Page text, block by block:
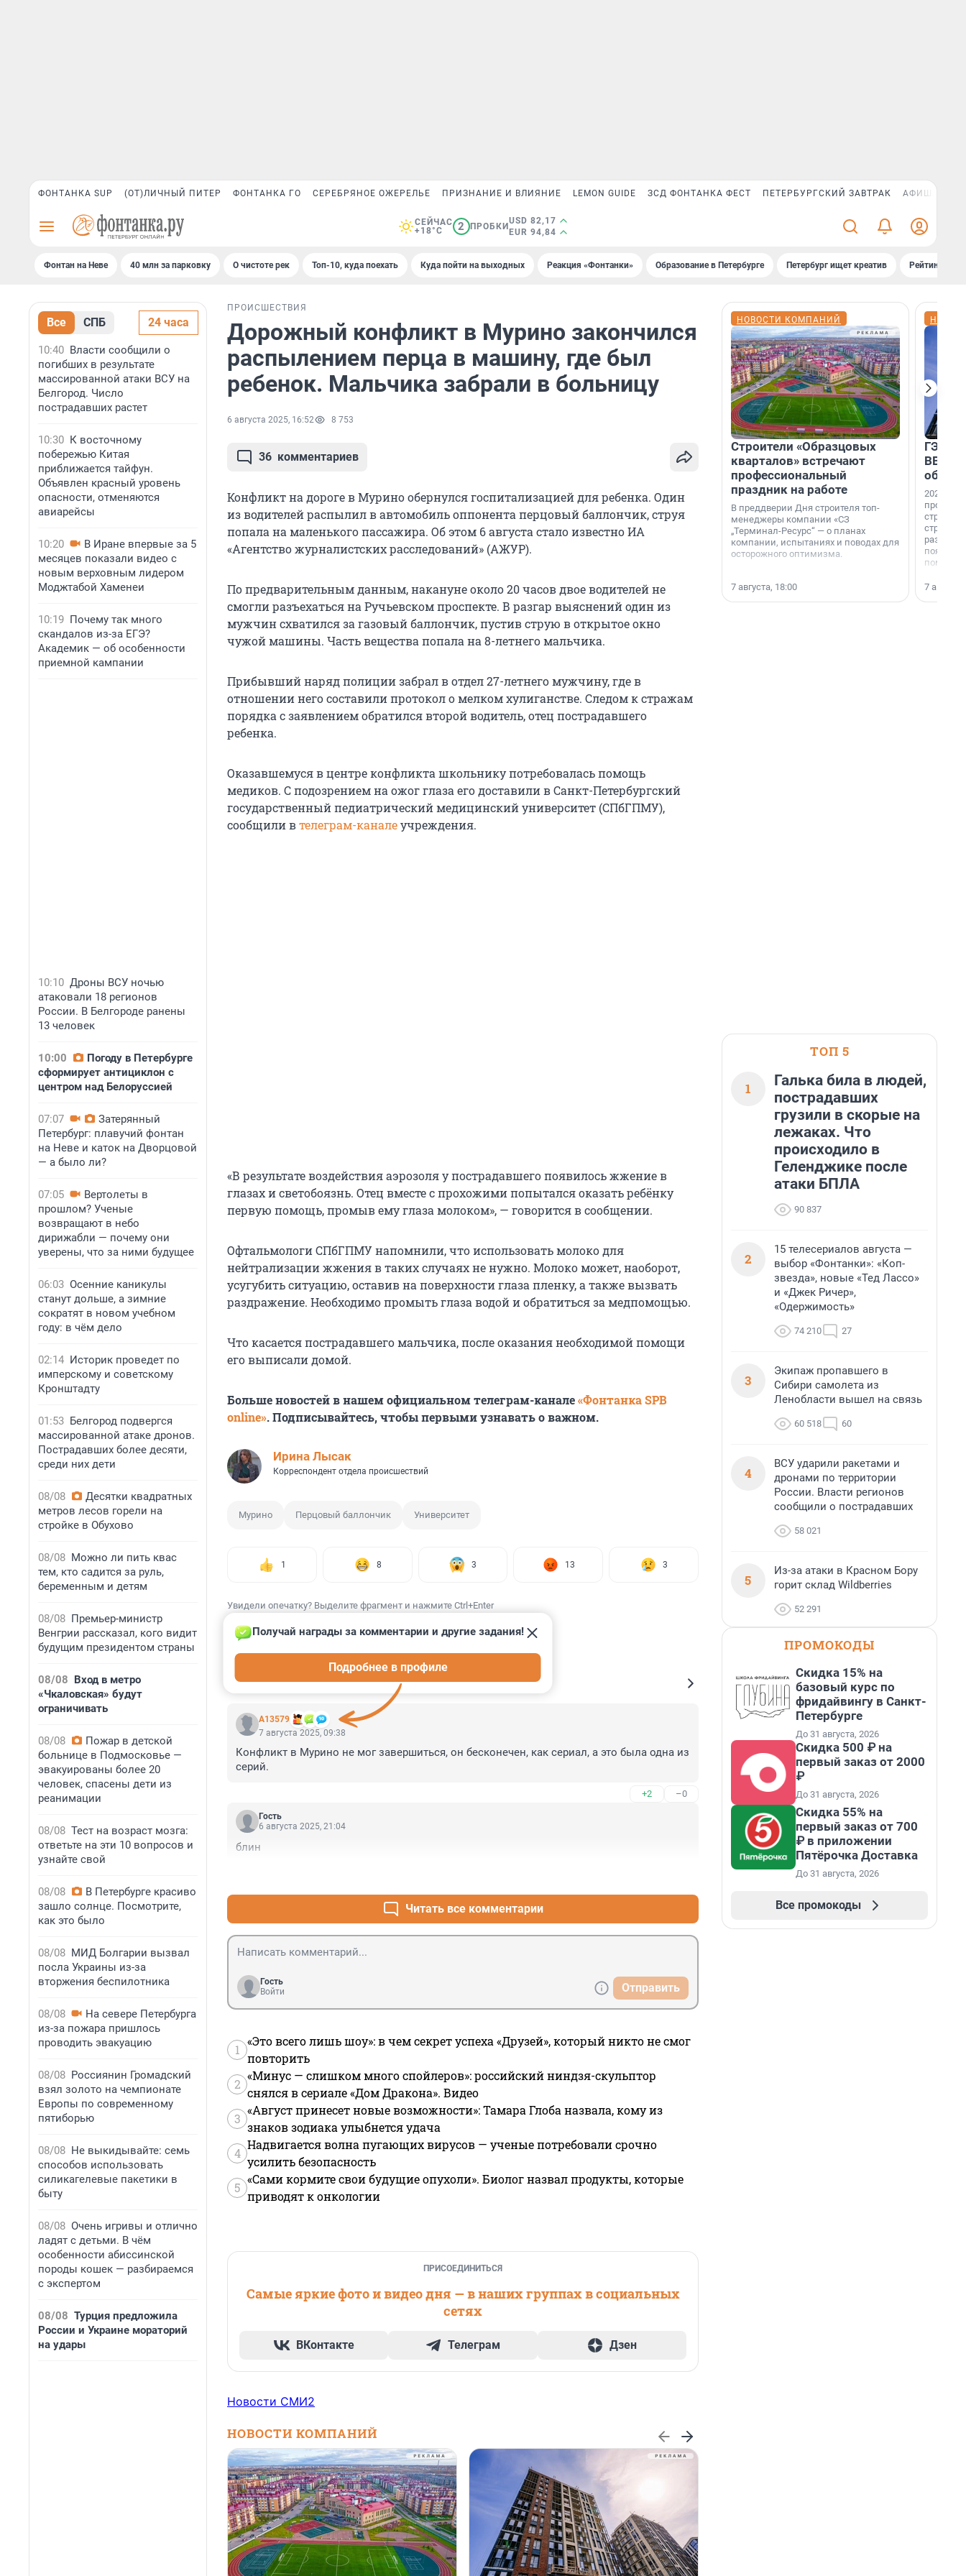
ФОНТАНКА SUP (ОТ)ЛИЧНЫЙ ПИТЕР ФОНТАНКА ГО СЕРЕБРЯНОЕ ОЖЕРЕЛЬЕ ПРИЗНАНИЕ И ВЛИЯНИЕ LEMON GUIDE ЗСД ФОНТАНКА ФЕСТ ПЕТЕРБУРГСКИЙ ЗАВТРАК АФИША PLUS
СЕЙЧАС
+18°C
2 ПРОБКИ
USD 82,17
EUR 94,84
Фонтан на Неве 40 млн за парковку О чистоте рек Топ-10, куда поехать Куда пойти на выходных Реакция «Фонтанки» Образование в Петербурге Петербург ищет креатив Рейтинги
Все СПБ 24 часа
10:40 Власти сообщили о
погибших в результате
массированной атаки ВСУ на
Белгород. Число
пострадавших растет
10:30 К восточному
побережью Китая
приближается тайфун.
Объявлен красный уровень
опасности, отменяются
авиарейсы
10:20
В Иране впервые за 5
месяцев показали видео с
новым верховным лидером
Моджтабой Хаменеи
10:19 Почему так много
скандалов из-за ЕГЭ?
Академик — об особенности
приемной кампании
10:10 Дроны ВСУ ночью
атаковали 18 регионов
России. В Белгороде ранены
13 человек
10:00
Погоду в Петербурге
сформирует антициклон с
центром над Белоруссией
07:07
Затерянный
Петербург: плавучий фонтан
на Неве и каток на Дворцовой
— а было ли?
07:05
Вертолеты в
прошлом? Ученые
возвращают в небо
дирижабли — почему они
уверены, что за ними будущее
06:03 Осенние каникулы
станут дольше, а зимние
сократят в новом учебном
году: в чём дело
02:14 Историк проведет по
имперскому и советскому
Кронштадту
01:53 Белгород подвергся
массированной атаке дронов.
Пострадавших более десяти,
среди них дети
08/08
Десятки квадратных
метров лесов горели на
стройке в Обухово
08/08 Можно ли пить квас
тем, кто садится за руль,
беременным и детям
08/08 Премьер-министр
Венгрии рассказал, кого видит
будущим президентом страны
08/08 Вход в метро
«Чкаловская» будут
ограничивать
08/08
Пожар в детской
больнице в Подмосковье —
эвакуированы более 20
человек, спасены дети из
реанимации
08/08 Тест на возраст мозга:
ответьте на эти 10 вопросов и
узнайте свой
08/08
В Петербурге красиво
зашло солнце. Посмотрите,
как это было
08/08 МИД Болгарии вызвал
посла Украины из-за
вторжения беспилотника
08/08
На севере Петербурга
из-за пожара пришлось
проводить эвакуацию
08/08 Россиянин Громадский
взял золото на чемпионате
Европы по современному
пятиборью
08/08 Не выкидывайте: семь
способов использовать
силикагелевые пакетики в
быту
08/08 Очень игривы и отлично
ладят с детьми. В чём
особенности абиссинской
породы кошек — разбираемся
с экспертом
08/08 Турция предложила
России и Украине мораторий
на удары
ПРОИСШЕСТВИЯ
Дорожный конфликт в Мурино закончился
распылением перца в машину, где был
ребенок. Мальчика забрали в больницу
6 августа 2025, 16:52 8 753
36 комментариев
Конфликт на дороге в Мурино обернулся госпитализацией для ребенка. Один
из водителей распылил в автомобиль оппонента перцовый баллончик, струя
попала на маленького пассажира. Об этом 6 августа стало известно ИА
«Агентство журналистских расследований» (АЖУР).
По предварительным данным, накануне около 20 часов двое водителей не
смогли разъехаться на Ручьевском проспекте. В разгар выяснений один из
мужчин схватился за газовый баллончик, пустив струю в открытое окно
чужой машины. Часть вещества попала на 8-летнего мальчика.
Прибывший наряд полиции забрал в отдел 27-летнего мужчину, где в
отношении него составили протокол о мелком хулиганстве. Следом к стражам
порядка с заявлением обратился второй водитель, отец пострадавшего
ребенка.
Оказавшемуся в центре конфликта школьнику потребовалась помощь
медиков. С подозрениемна ожог глаза его доставили в Санкт-Петербургский
государственный педиатрический медицинский университет (СПбГПМУ),
сообщили втелеграм-каналеучреждения.
«В результате воздействия аэрозоля у пострадавшего появилось жжение в
глазах и светобоязнь. Отец вместе с прохожими попытался оказать ребёнку
первую помощь, промыв ему глаза молоком», — говорится в сообщении.
Офтальмологи СПбГПМУ напомнили, что использовать молоко для
нейтрализации жжения в таких случаях не нужно. Молоко может, наоборот,
усугубить ситуацию, оставив на поверхности глаза пленку, а также вызвать
раздражение. Необходимо промыть глаза водой и обратиться за медпомощью.
Что касается пострадавшего мальчика, после оказания необходимой помощи
его выписали домой.
Больше новостей в нашем официальном телеграм-канале«Фонтанка SPB
online». Подписывайтесь, чтобы первыми узнавать о важном.
Ирина Лысак
Корреспондент отдела происшествий
Мурино Перцовый баллончик Университет
1 8 3 13 3
Увидели опечатку? Выделите фрагмент и нажмите Ctrl+Enter
КОММЕНТАРИИ 36
А13579
Получай награды за комментарии и другие задания!
Подробнее в профиле
7 августа 2025, 09:38
Конфликт в Мурино не мог завершиться, он бесконечен, как сериал, а это была одна из
серий.
+2 –0
Гость
6 августа 2025, 21:04
блин
Читать все комментарии
Гость
Войти
Отправить
1
«Это всего лишь шоу»: в чем секрет успеха «Друзей», который никто не смог
повторить
2
«Минус — слишком много спойлеров»: российский ниндзя-скульптор
снялся в сериале «Дом Дракона». Видео
3
«Август принесет новые возможности»: Тамара Глоба назвала, кому из
знаков зодиака улыбнется удача
4
Надвигается волна пугающих вирусов — ученые потребовали срочно
усилить безопасность
5
«Сами кормите свои будущие опухоли». Биолог назвал продукты, которые
приводят к онкологии
ПРИСОЕДИНИТЬСЯ
Самые яркие фото и видео дня — в наших группах в социальных
сетях
ВКонтакте Телеграм Дзен
Новости СМИ2
НОВОСТИ КОМПАНИЙ
НОВОСТИ КОМПАНИЙ
Строители «Образцовых
кварталов» встречают
профессиональный
праздник на работе
В преддверии Дня строителя топ-
менеджеры компании «СЗ
„Терминал-Ресурс“ — о планах
компании, испытаниях и поводах для
осторожного оптимизма.
7 августа, 18:00
ГЭС,
ВВП: в
об
2026-й —
раз. В
7
ТОП 5
1
Галька била в людей,
пострадавших
грузили в скорые на
лежаках. Что
происходило в
Геленджике после
атаки БПЛА
90 837
2
15 телесериалов августа —
выбор «Фонтанки»: «Коп-
звезда», новые «Тед Лассо»
и «Джек Ричер»,
«Одержимость»
74 210 27
3
Экипаж пропавшего в
Сибири самолета из
Ленобласти вышел на связь
60 518 60
4
ВСУ ударили ракетами и
дронами по территории
России. Власти регионов
сообщили о пострадавших
58 021
5
Из-за атаки в Красном Бору
горит склад Wildberries
52 291
ПРОМОКОДЫ
Скидка 15% на
базовый курс по
фридайвингу в Санкт-
Петербурге
До 31 августа, 2026
Скидка 500 ₽ на
первый заказ от 2000
₽
До 31 августа, 2026
Скидка 55% на
первый заказ от 700
₽ в приложении
Пятёрочка Доставка
До 31 августа, 2026
Все промокоды